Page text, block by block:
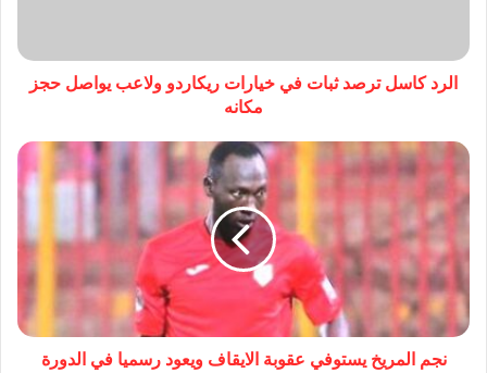
الرد كاسل ترصد ثبات في خيارات ريكاردو ولاعب يواصل حجز
مكانه
نجم المريخ يستوفي عقوبة الايقاف ويعود رسميا في الدورة